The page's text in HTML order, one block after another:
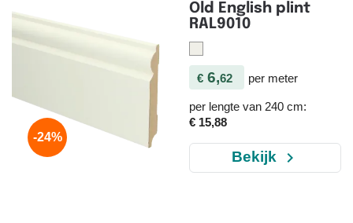
Old English plint
RAL9010
€ 6,62 per meter
per lengte van 240 cm:
€ 15,88
Bekijk navigate_next
-24%